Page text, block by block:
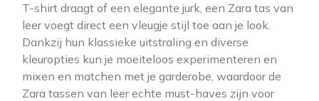
T-shirt draagt of een elegante jurk, een Zara tas van
leer voegt direct een vleugje stijl toe aan je look.
Dankzij hun klassieke uitstraling en diverse
kleuropties kun je moeiteloos experimenteren en
mixen en matchen met je garderobe, waardoor de
Zara tassen van leer echte must-haves zijn voor